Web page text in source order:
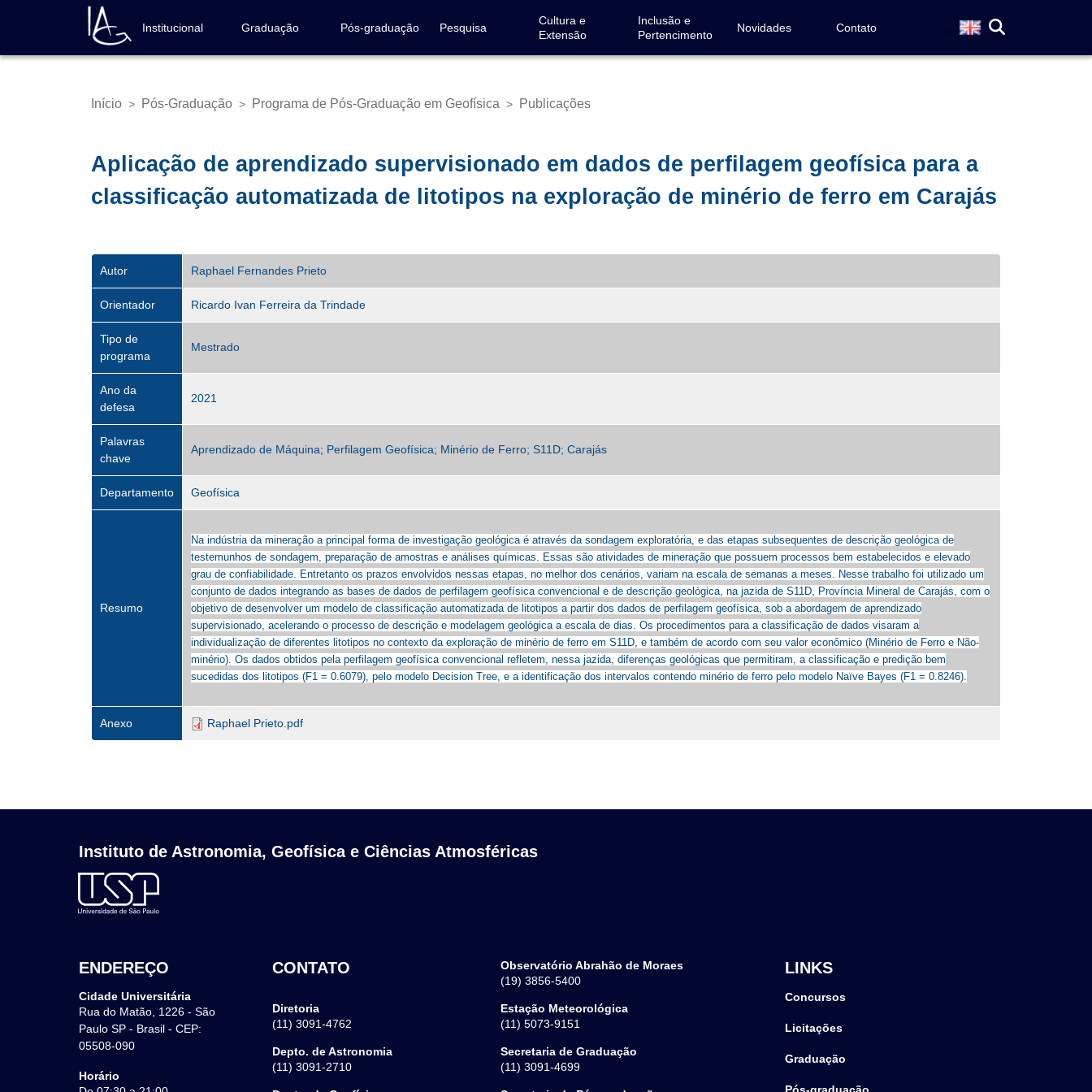
conteúdo
Navegação
principal
Institucional Graduação Pós-graduação Pesquisa
Cultura e
Extensão
Inclusão e
Pertencimento
Novidades Contato
Trilha
Início > Pós-Graduação > Programa de Pós-Graduação em Geofísica > Publicações
Aplicação de aprendizado supervisionado em dados de perfilagem geofísica para a
classificação automatizada de litotipos na exploração de minério de ferro em Carajás
Autor Raphael Fernandes Prieto
Orientador Ricardo Ivan Ferreira da Trindade
Tipo de
programa
Mestrado
Ano da
defesa
2021
Palavras
chave
Aprendizado de Máquina; Perfilagem Geofísica; Minério de Ferro; S11D; Carajás
Departamento Geofísica
Resumo
Na indústria da mineração a principal forma de investigação geológica é através da sondagem exploratória, e das etapas subsequentes de descrição geológica de
testemunhos de sondagem, preparação de amostras e análises químicas. Essas são atividades de mineração que possuem processos bem estabelecidos e elevado
grau de confiabilidade. Entretanto os prazos envolvidos nessas etapas, no melhor dos cenários, variam na escala de semanas a meses. Nesse trabalho foi utilizado um
conjunto de dados integrando as bases de dados de perfilagem geofísica convencional e de descrição geológica, na jazida de S11D, Província Mineral de Carajás, com o
objetivo de desenvolver um modelo de classificação automatizada de litotipos a partir dos dados de perfilagem geofísica, sob a abordagem de aprendizado
supervisionado, acelerando o processo de descrição e modelagem geológica a escala de dias. Os procedimentos para a classificação de dados visaram a
individualização de diferentes litotipos no contexto da exploração de minério de ferro em S11D, e também de acordo com seu valor econômico (Minério de Ferro e Não-
minério). Os dados obtidos pela perfilagem geofísica convencional refletem, nessa jazida, diferenças geológicas que permitiram, a classificação e predição bem
sucedidas dos litotipos (F1 = 0.6079), pelo modelo Decision Tree, e a identificação dos intervalos contendo minério de ferro pelo modelo Naïve Bayes (F1 = 0.8246).
Anexo Raphael Prieto.pdf
Instituto de Astronomia, Geofísica e Ciências Atmosféricas
ENDEREÇO
Cidade Universitária
Rua do Matão, 1226 - São
Paulo SP - Brasil - CEP:
05508-090
Horário
CONTATO
Diretoria
(11) 3091-4762
Depto. de Astronomia
(11) 3091-2710
Observatório Abrahão de Moraes
(19) 3856-5400
Estação Meteorológica
(11) 5073-9151
Secretaria de Graduação
(11) 3091-4699
LINKS
Concursos
Licitações
Graduação